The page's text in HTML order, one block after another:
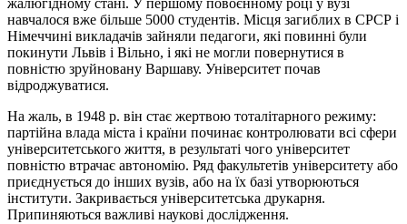
жалюгідному стані. У першому повоєнному році у вузі
навчалося вже більше 5000 студентів. Місця загиблих в СРСР і
Німеччині викладачів зайняли педагоги, які повинні були
покинути Львів і Вільно, і які не могли повернутися в
повністю зруйновану Варшаву. Університет почав
відроджуватися.
На жаль, в 1948 р. він стає жертвою тоталітарного режиму:
партійна влада міста і країни починає контролювати всі сфери
університетського життя, в результаті чого університет
повністю втрачає автономію. Ряд факультетів університету або
приєднується до інших вузів, або на їх базі утворюються
інститути. Закривається університетська друкарня.
Припиняються важливі наукові дослідження.